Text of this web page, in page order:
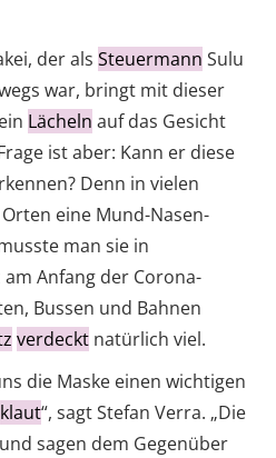
der als Steuermann Sulu
war, bringt mit dieser
Lächeln auf das Gesicht
ist aber: Kann er diese
Denn in vielen
eine Mund-Nasen-
man sie in
Anfang der Corona-
Bussen und Bahnen
verdeckt natürlich viel.
die Maske einen wichtigen
klaut“, sagt Stefan Verra. „Die
sagen dem Gegenüber